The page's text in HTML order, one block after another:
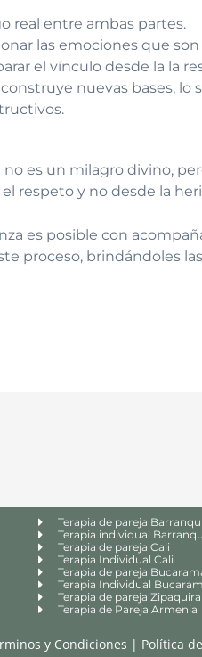
real entre ambas partes.
las emociones que
el vínculo desde la la
nuevas bases,
no es un milagro divino,
respeto y no desde la
es posible con
proceso, brindándoles
Terapia de pareja
Terapia individual
Terapia de pareja Cali
Terapia Individual Cali
Terapia de pareja
Terapia Individual
Terapia de pareja Zipaquira
Terapia de Pareja Armenia
y Condiciones | Política